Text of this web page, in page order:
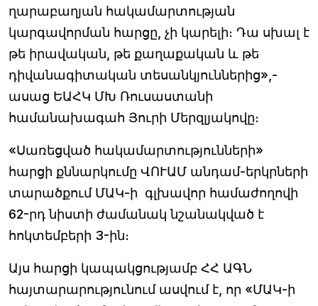
ղարաբաղյան հակամարտության
կարգավորման հարցը, չի կարելի։ Դա սխալ է
թե իրավական, թե քաղաքական և թե
դիվանագիտական տեսանկյուններից»,-
ասաց ԵԱՀԿ ՄԽ Ռուսաստանի
համանախագահ Յուրի Մերզլյակովը։
«Սառեցված հակամարտությունների»
հարցի քննարկումը ՎՈՒԱՄ անդամ-երկրների
տարածքում ՄԱԿ-ի գլխավոր համաժողովի
62-րդ նիստի ժամանակ նշանակված է
հոկտեմբերի 3-ին։
Այս հարցի կապակցությամբ ՀՀ ԱԳՆ
հայտարարությունում ասվում է, որ «ՄԱԿ-ի